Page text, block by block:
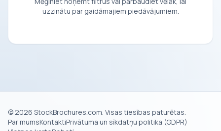
uzzinātu par gaidāmajiem piedāvājumiem.
© 2026 StockBrochures.com. Visas tiesības paturētas.
Par mumsKontaktiPrivātuma un sīkdatņu politika (GDPR)